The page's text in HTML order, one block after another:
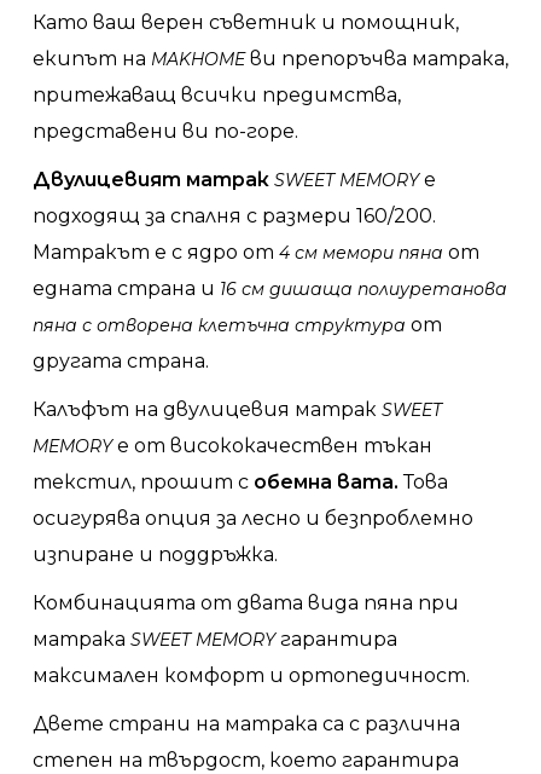
Като ваш верен съветник и помощник,
екипът на MAKHOMEви препоръчва матрака,
притежаващ всички предимства,
представени ви по-горе.
Двулицевият матрак SWEET MEMORYе
подходящ за спалня с размери 160/200.
Матракът е с ядро от 4 см мемори пяна от
едната страна и 16 см дишаща полиуретанова
пяна с отворена клетъчна структура от
другата страна.
Калъфът на двулицевия матрак SWEET
MEMORYе от висококачествен тъкан
текстил, прошит с обемна вата. Това
осигурява опция за лесно и безпроблемно
изпиране и поддръжка.
Комбинацията от двата вида пяна при
матрака SWEET MEMORYгарантира
максимален комфорт и ортопедичност.
Двете страни на матрака са с различна
степен на твърдост, което гарантира